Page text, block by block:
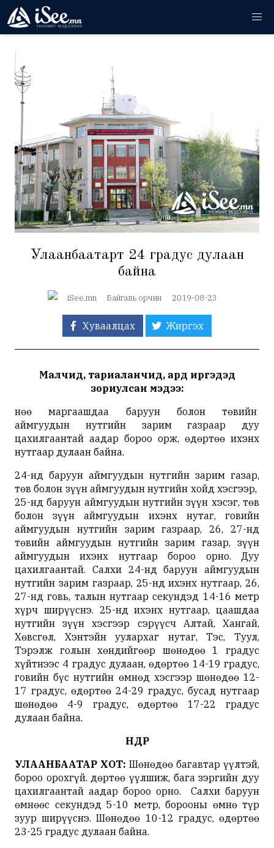
Улаанбаатарт 24 градус дулаан
байна
iSee.mn Байгаль орчин 2019-08-23
Хуваалцах Жиргэх
Малчид, тариаланчид, ард иргэдэд
зориулсан мэдээ:
Өнөө маргаашдаа баруун болон төвийн
аймгуудын нутгийн зарим газраар дуу
цахилгаантай аадар бороо орж, өдөртөө ихэнх
нутгаар дулаан байна.
24-нд баруун аймгуудын нутгийн зарим газар,
төв болон зүүн аймгуудын нутгийн хойд хэсгээр,
25-нд баруун аймгуудын нутгийн зүүн хэсэг, төв
болон зүүн аймгуудын ихэнх нутаг, говийн
аймгуудын нутгийн зарим газраар, 26, 27-нд
төвийн аймгуудын нутгийн зарим газар, зүүн
аймгуудын ихэнх нутгаар бороо орно. Дуу
цахилгаантай. Салхи 24-нд баруун аймгуудын
нутгийн зарим газраар, 25-нд ихэнх нутгаар, 26,
27-нд говь, талын нутгаар секундэд 14-16 метр
хүрч ширүүснэ. 25-нд ихэнх нутгаар, цаашдаа
нутгийн зүүн хэсгээр сэрүүсч Алтай, Хангай,
Хөвсгөл, Хэнтэйн уулархаг нутаг, Тэс, Туул,
Тэрэлж голын хөндийгөөр шөнөдөө 1 градус
хүйтнээс 4 градус дулаан, өдөртөө 14-19 градус,
говийн бүс нутгийн өмнөд хэсгээр шөнөдөө 12-
17 градус, өдөртөө 24-29 градус, бусад нутгаар
шөнөдөө 4-9 градус, өдөртөө 17-22 градус
дулаан байна.
ӨНӨӨДӨР
УЛААНБААТАР ХОТ: Шөнөдөө багавтар үүлтэй,
бороо орохгүй. Өдөртөө үүлшиж, бага зэргийн дуу
цахилгаантай аадар бороо орно. Салхи баруун
өмнөөс секундэд 5-10 метр, борооны өмнө түр
зуур ширүүснэ. Шөнөдөө 10-12 градус, өдөртөө
23-25 градус дулаан байна.